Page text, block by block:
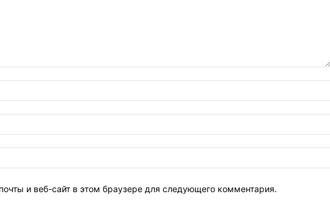
и веб-сайт в этом браузере для следующего комментария.